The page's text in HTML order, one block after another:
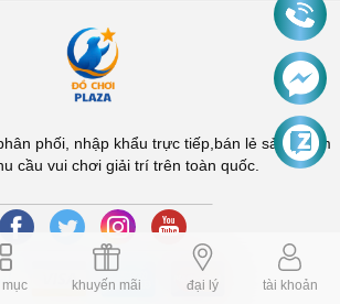
phối, nhập khẩu trực tiếp,bán lẻ sản phẩm
cầu vui chơi giải trí trên toàn quốc.
khuyến mãi đại lý tài khoản